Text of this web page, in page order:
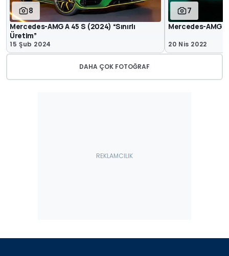
8
Mercedes-AMG A 45 S (2024) “Sınırlı
Üretim”
15 Şub 2024
7
Mercedes-AMG
20 Nis 2022
DAHA ÇOK FOTOĞRAF